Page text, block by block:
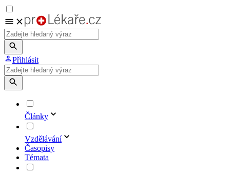
Přihlásit
Články
Vzdělávání
Časopisy
Témata